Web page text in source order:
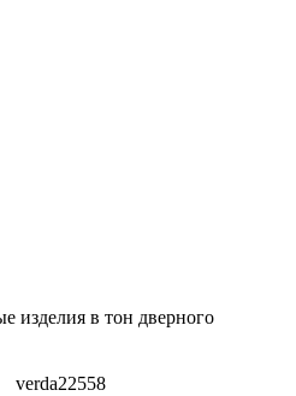
изделия в тон дверного
verda22558